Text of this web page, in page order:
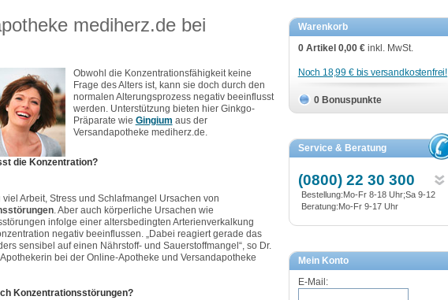
mediherz.de bei
Obwohl die Konzentrationsfähigkeit keine
Frage des Alters ist, kann sie doch durch den
normalen Alterungsprozess negativ beeinflusst
werden. Unterstützung bieten hier Ginkgo-
Präparate wie Gingium aus der
Versandapotheke mediherz.de.
die Konzentration?
viel Arbeit, Stress und Schlafmangel Ursachen von
. Aber auch körperliche Ursachen wie
infolge einer altersbedingten Arterienverkalkung
negativ beeinflussen. „Dabei reagiert gerade das
sensibel auf einen Nährstoff- und Sauerstoffmangel“, so Dr.
bei der Online-Apotheke und Versandapotheke
Konzentrationsstörungen?
Warenkorb
0 Artikel 0,00 € inkl. MwSt.
Noch 18,99 € bis versandkostenfrei!
0 Bonuspunkte
Service & Beratung
(0800) 22 30 300
Bestellung:Mo-Fr 8-18 Uhr;Sa 9-12
Beratung:Mo-Fr 9-17 Uhr
Mein Konto
E-Mail: